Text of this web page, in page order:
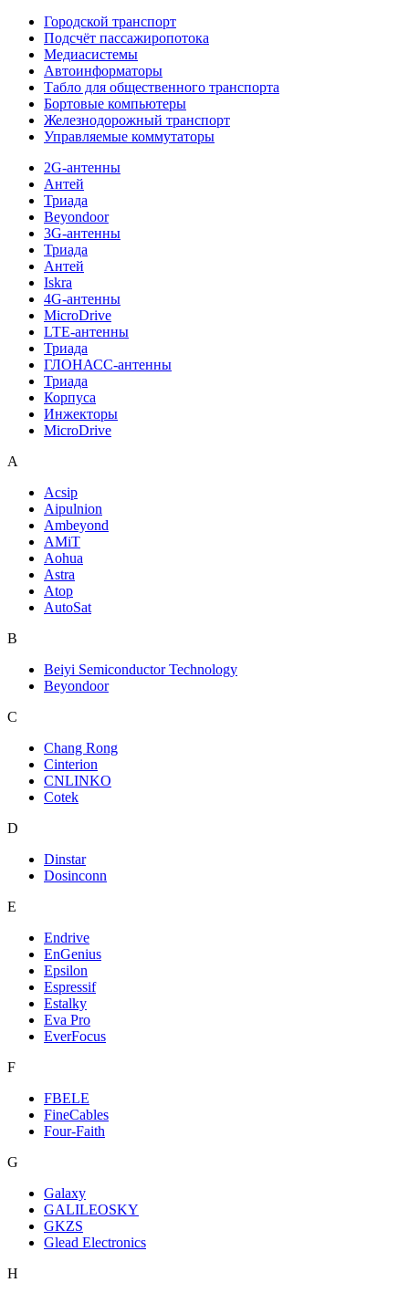
Городской транспорт
Подсчёт пассажиропотока
Медиасистемы
Автоинформаторы
Табло для общественного транспорта
Бортовые компьютеры
Железнодорожный транспорт
Управляемые коммутаторы
2G-антенны
Антей
Триада
Beyondoor
3G-антенны
Триада
Антей
Iskra
4G-антенны
MicroDrive
LTE-антенны
Триада
ГЛОНАСС-антенны
Триада
Корпуса
Инжекторы
MicroDrive
A
Acsip
Aipulnion
Ambeyond
AMiT
Aohua
Astra
Atop
AutoSat
B
Beiyi Semiconductor Technology
Beyondoor
C
Chang Rong
Cinterion
CNLINKO
Cotek
D
Dinstar
Dosinconn
E
Endrive
EnGenius
Epsilon
Espressif
Estalky
Eva Pro
EverFocus
F
FBELE
FineCables
Four-Faith
G
Galaxy
GALILEOSKY
GKZS
Glead Electronics
H